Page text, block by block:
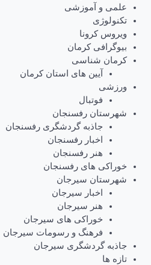
علمی و آموزشی
تکنولوژی
ویروس کرونا
بیوگرافی کرمان
کرمان شناسی
آیین های استان کرمان
ورزشی
فوتبال
شهرستان رفسنجان
جاذبه گردشگری رفسنجان
اخبار رفسنجان
هنر رفسنجان
خوراکی های رفسنجان
شهرستان سیرجان
اخبار سیرجان
هنر سیرجان
خوراکی های سیرجان
فرهنگ و رسومات سیرجان
جاذبه گردشگری سیرجان
تازه ها